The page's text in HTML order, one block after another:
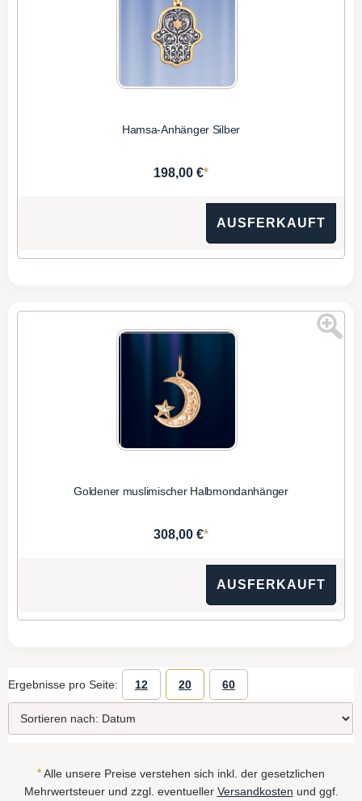
Hamsa-Anhänger Silber
198,00 €*
AUSFERKAUFT
Goldener muslimischer Halbmondanhänger
308,00 €*
AUSFERKAUFT
Ergebnisse pro Seite: 12 20 60
* Alle unsere Preise verstehen sich inkl. der gesetzlichen
Mehrwertsteuer und zzgl. eventueller Versandkosten und ggf.